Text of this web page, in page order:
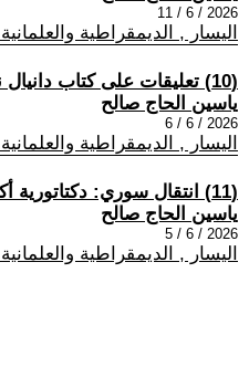
2026 / 6 / 11
اليسار , الديمقراطية
(10) تعليقات على كتاب دانيال نيب: سورية، تاريخ حديث
ياسين الحاج صالح
2026 / 6 / 6
اليسار , الديمقراطية
(11) انتقال سوري: دكتاتورية أكثر، طائفية أقل
ياسين الحاج صالح
2026 / 6 / 5
اليسار , الديمقراطية